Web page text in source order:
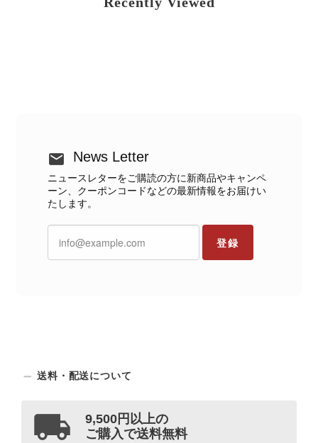
News Letter
ニュースレターをご購読の方に新商品やキャンペ
ーン、クーポンコードなどの最新情報をお届けい
たします。
登録
送料・配送について
9,500円以上の
ご購入で送料無料